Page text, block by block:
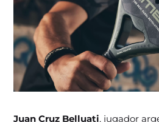
Juan Cruz Belluati, jugador